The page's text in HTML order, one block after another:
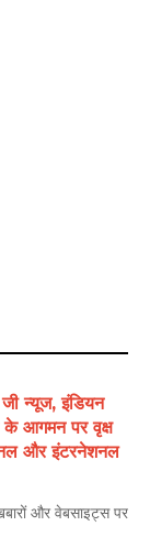
न्यूज, इंडियन
के आगमन पर वृक्ष
और इंटरनेशनल
और वेबसाइट्स पर